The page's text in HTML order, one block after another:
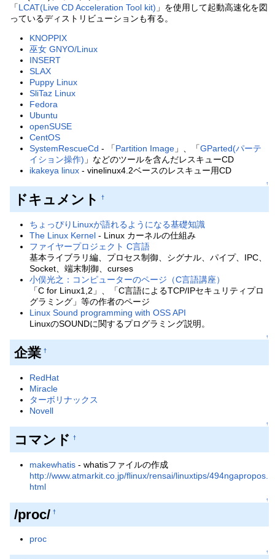
「LCAT(Live CD Acceleration Tool kit) 」を使用して起動高速化を図
っているディストリビューションも有る。
KNOPPIX
巫女 GNYO/Linux
INSERT
SLAX
Puppy Linux
SliTaz Linux
Fedora
Ubuntu
openSUSE
CentOS
SystemRescueCd - 「Partition Image 」、「GParted(パーテ
イション操作) 」などのツールを含んだレスキューCD
ikakeya linux - vinelinux4.2ベースのレスキュー用CD
↑
ドキュメント †
ちょっぴりLinuxが語れるようになる基礎知識
The Linux Kernel - Linux カーネルの仕組み
ファイヤープロジェクト C言語
基本ライブラリ編、プロセス制御、シグナル、パイプ、IPC、
Socket、端末制御、curses
小俣光之：コンピューターのページ（C言語講座）
「C for Linux1,2」、「C言語によるTCP/IPセキュリティプロ
グラミング」等の作者のページ
Linux Sound programming with OSS API
LinuxのSOUNDに関するプログラミング説明。
↑
企業 †
RedHat
Miracle
ターボリナックス
Novell
↑
コマンド †
makewhatis - whatisファイルの作成
http://www.atmarkit.co.jp/flinux/rensai/linuxtips/494ngapropos.
html
↑
/proc/ †
proc
↑